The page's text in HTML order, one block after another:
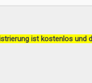
ist kostenlos und